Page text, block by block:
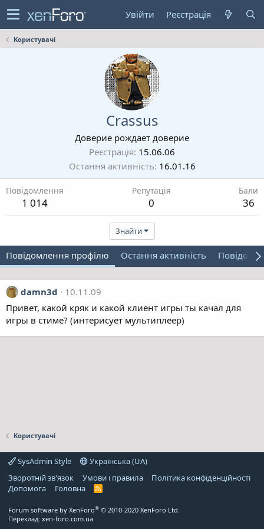
Увійти Реєстрація
Користувачі
Crassus
Доверие рождает доверие
Реєстрація 15.06.06
Остання активність 16.01.16
Повідомлення
1 014
Репутація
0
Бали
36
Знайти
Повідомлення профілю Остання активність
damn3d
10.11.09
Привет, какой кряк и какой клиент игры ты качал для
игры в стиме? (интерисует мультиплеер)
Користувачі
SysAdmin Style
Українська (UA)
Зворотній зв'язок
Умови і правила
Політика конфіденційності
Дoпoмoга
Головна
R
Forum software by XenForo® © 2010-2020 XenForo Ltd.
Переклад: xen-foro.com.ua